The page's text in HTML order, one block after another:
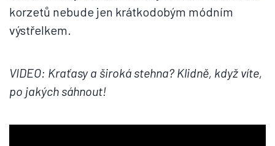
korzetů nebude jen krátkodobým módním
výstřelkem.
VIDEO: Kraťasy a široká stehna? Klidně, když víte,
po jakých sáhnout!